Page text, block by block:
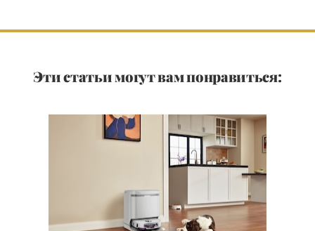
Эти статьи могут вам понравиться: